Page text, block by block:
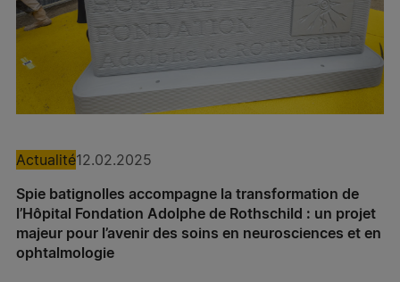
Expertises
Spie batignolles technologies
Spie batignolles fondations – Antenne Bordeaux
Pieux Ouest
Spie batignolles fondations – Antenne Lyon
Spie batignolles fondations – Antenne Lille
Actualité12.02.2025
Spie batignolles accompagne la transformation de
l’Hôpital Fondation Adolphe de Rothschild : un projet
majeur pour l’avenir des soins en neurosciences et en
ophtalmologie